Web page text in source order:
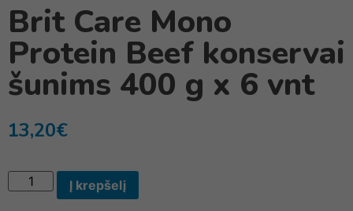
Brit Care Mono
Protein Beef konservai
šunims 400 g x 6 vnt
13,20€
Į krepšelį